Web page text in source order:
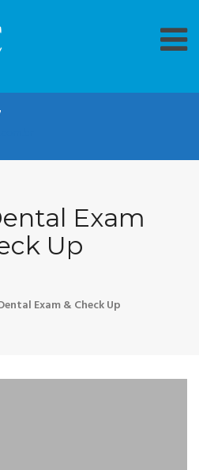
Exam
Up
Exam & Check Up